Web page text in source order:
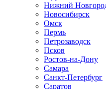
Нижний
Новосибирск
Омск
Пермь
Петрозаводск
Псков
Ростов-на-Дону
Самара
Санкт-Петербург
Саратов